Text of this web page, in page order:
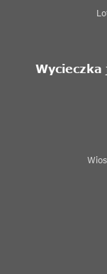
Wycieczka